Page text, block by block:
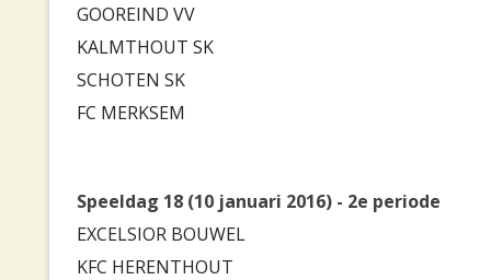
GOOREIND VV
KALMTHOUT SK
SCHOTEN SK
FC MERKSEM
Speeldag 18 (10 januari 2016) - 2e periode
EXCELSIOR BOUWEL
KFC HERENTHOUT